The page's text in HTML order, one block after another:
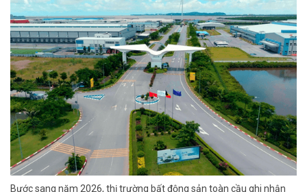
Bước sang năm 2026, thị trường bất động sản toàn cầu ghi nhận